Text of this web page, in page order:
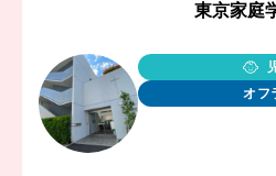
東京家庭
オフ